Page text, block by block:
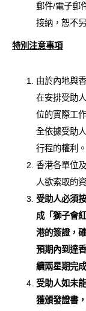
郵件/電子郵
接納，恕不
特別注意事項
由於內地與
在安排受助
位的實際工
全依據受助
行程的權利。
香港各單位
人欲索取的
受助人必須
成「獅子會
港的簽證，
預期內到達
續兩星期完
受助人如未
獲頒發證書